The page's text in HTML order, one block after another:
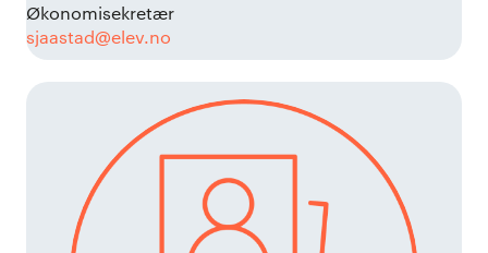
Økonomisekretær
sjaastad@elev.no